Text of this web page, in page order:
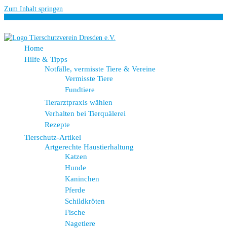
Zum Inhalt springen
Home
Hilfe & Tipps
Notfälle, vermisste Tiere & Vereine
Vermisste Tiere
Fundtiere
Tierarztpraxis wählen
Verhalten bei Tierquälerei
Rezepte
Tierschutz-Artikel
Artgerechte Haustierhaltung
Katzen
Hunde
Kaninchen
Pferde
Schildkröten
Fische
Nagetiere